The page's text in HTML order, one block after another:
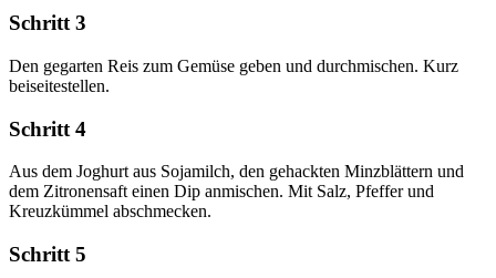
Schritt 3
Den gegarten Reis zum Gemüse geben und durchmischen. Kurz
beiseitestellen.
Schritt 4
Aus dem Joghurt aus Sojamilch, den gehackten Minzblättern und
dem Zitronensaft einen Dip anmischen. Mit Salz, Pfeffer und
Kreuzkümmel abschmecken.
Schritt 5